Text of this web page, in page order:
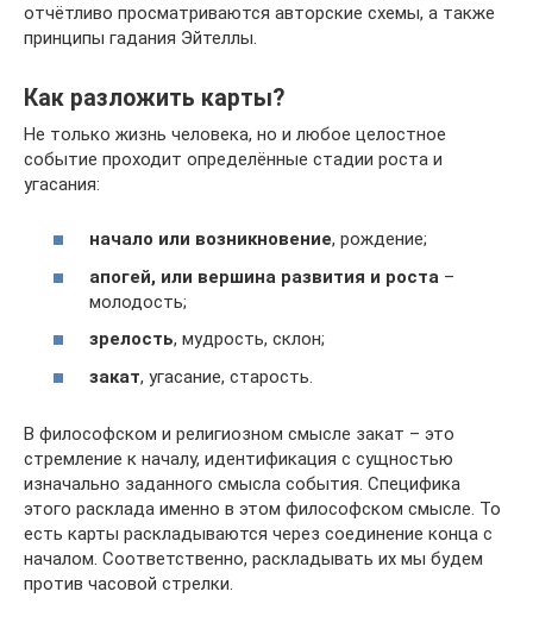
отчётливо просматриваются авторские схемы, а также
принципы гадания Эйтеллы.
Как разложить карты?
Не только жизнь человека, но и любое целостное
событие проходит определённые стадии роста и
угасания:
начало или возникновение, рождение;
апогей, или вершина развития и роста –
молодость;
зрелость, мудрость, склон;
закат, угасание, старость.
В философском и религиозном смысле закат – это
стремление к началу, идентификация с сущностью
изначально заданного смысла события. Специфика
этого расклада именно в этом философском смысле. То
есть карты раскладываются через соединение конца с
началом. Соответственно, раскладывать их мы будем
против часовой стрелки.